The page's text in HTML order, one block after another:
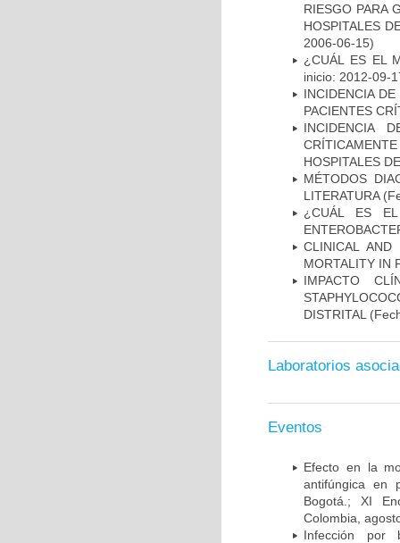
RIESGO PARA
HOSPITALES
2006-06-15)
¿CUÁL ES EL
inicio: 2012-09-
INCIDENCIA
PACIENTES
INCIDENCIA
HOSPITALES
MÉTODOS
LITERATURA
¿CUÁL ES EL
CLINICAL AND
MORTALITY IN
IMPACTO
DISTRITAL
Laboratorios
Eventos
Efecto en la
antifúngica en
Bogotá.; XI
Colombia,
Infección por